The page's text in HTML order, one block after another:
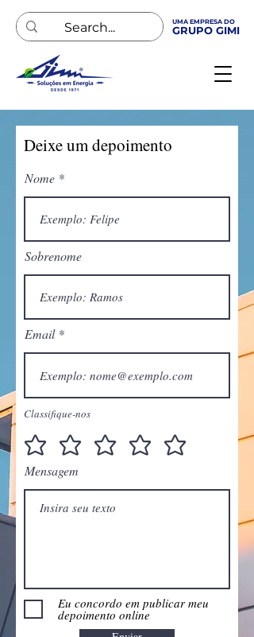
UMA EMPRESA DO
GRUPO GIMI
Deixe um depoimento
Nome
Sobrenome
Email
Classifique-nos
Mensagem
Eu concordo em publicar meu
depoimento online